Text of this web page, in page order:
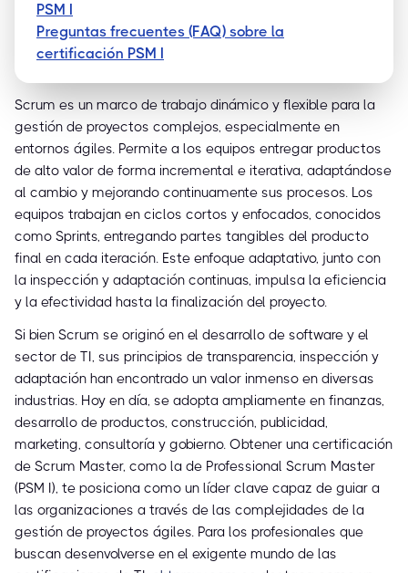
PSM I
Preguntas frecuentes (FAQ) sobre la
certificación PSM I
Scrum es un marco de trabajo dinámico y flexible para la
gestión de proyectos complejos, especialmente en
entornos ágiles. Permite a los equipos entregar productos
de alto valor de forma incremental e iterativa, adaptándose
al cambio y mejorando continuamente sus procesos. Los
equipos trabajan en ciclos cortos y enfocados, conocidos
como Sprints, entregando partes tangibles del producto
final en cada iteración. Este enfoque adaptativo, junto con
la inspección y adaptación continuas, impulsa la eficiencia
y la efectividad hasta la finalización del proyecto.
Si bien Scrum se originó en el desarrollo de software y el
sector de TI, sus principios de transparencia, inspección y
adaptación han encontrado un valor inmenso en diversas
industrias. Hoy en día, se adopta ampliamente en finanzas,
desarrollo de productos, construcción, publicidad,
marketing, consultoría y gobierno. Obtener una certificación
de Scrum Master, como la de Professional Scrum Master
(PSM I), te posiciona como un líder clave capaz de guiar a
las organizaciones a través de las complejidades de la
gestión de proyectos ágiles. Para los profesionales que
buscan desenvolverse en el exigente mundo de las